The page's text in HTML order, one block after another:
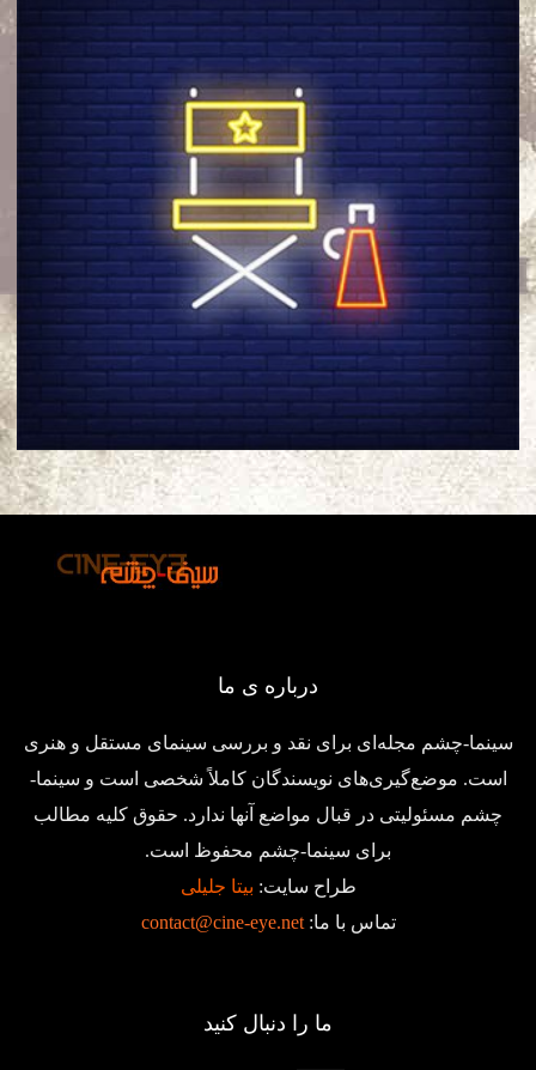
درباره ی ما
سینما-چشم مجله‌ای برای نقد و بررسی سینمای مستقل و هنری
است. موضع‌گیری‌های نویسندگان کاملاً شخصی است و سینما-
چشم مسئولیتی در قبال مواضع آنها ندارد. حقوق کلیه مطالب
برای سینما-چشم محفوظ است.
طراح سایت: بیتا جلیلی
تماس با ما:contact@cine-eye.net
ما را دنبال کنید